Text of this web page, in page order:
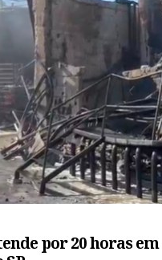
por 20 horas em